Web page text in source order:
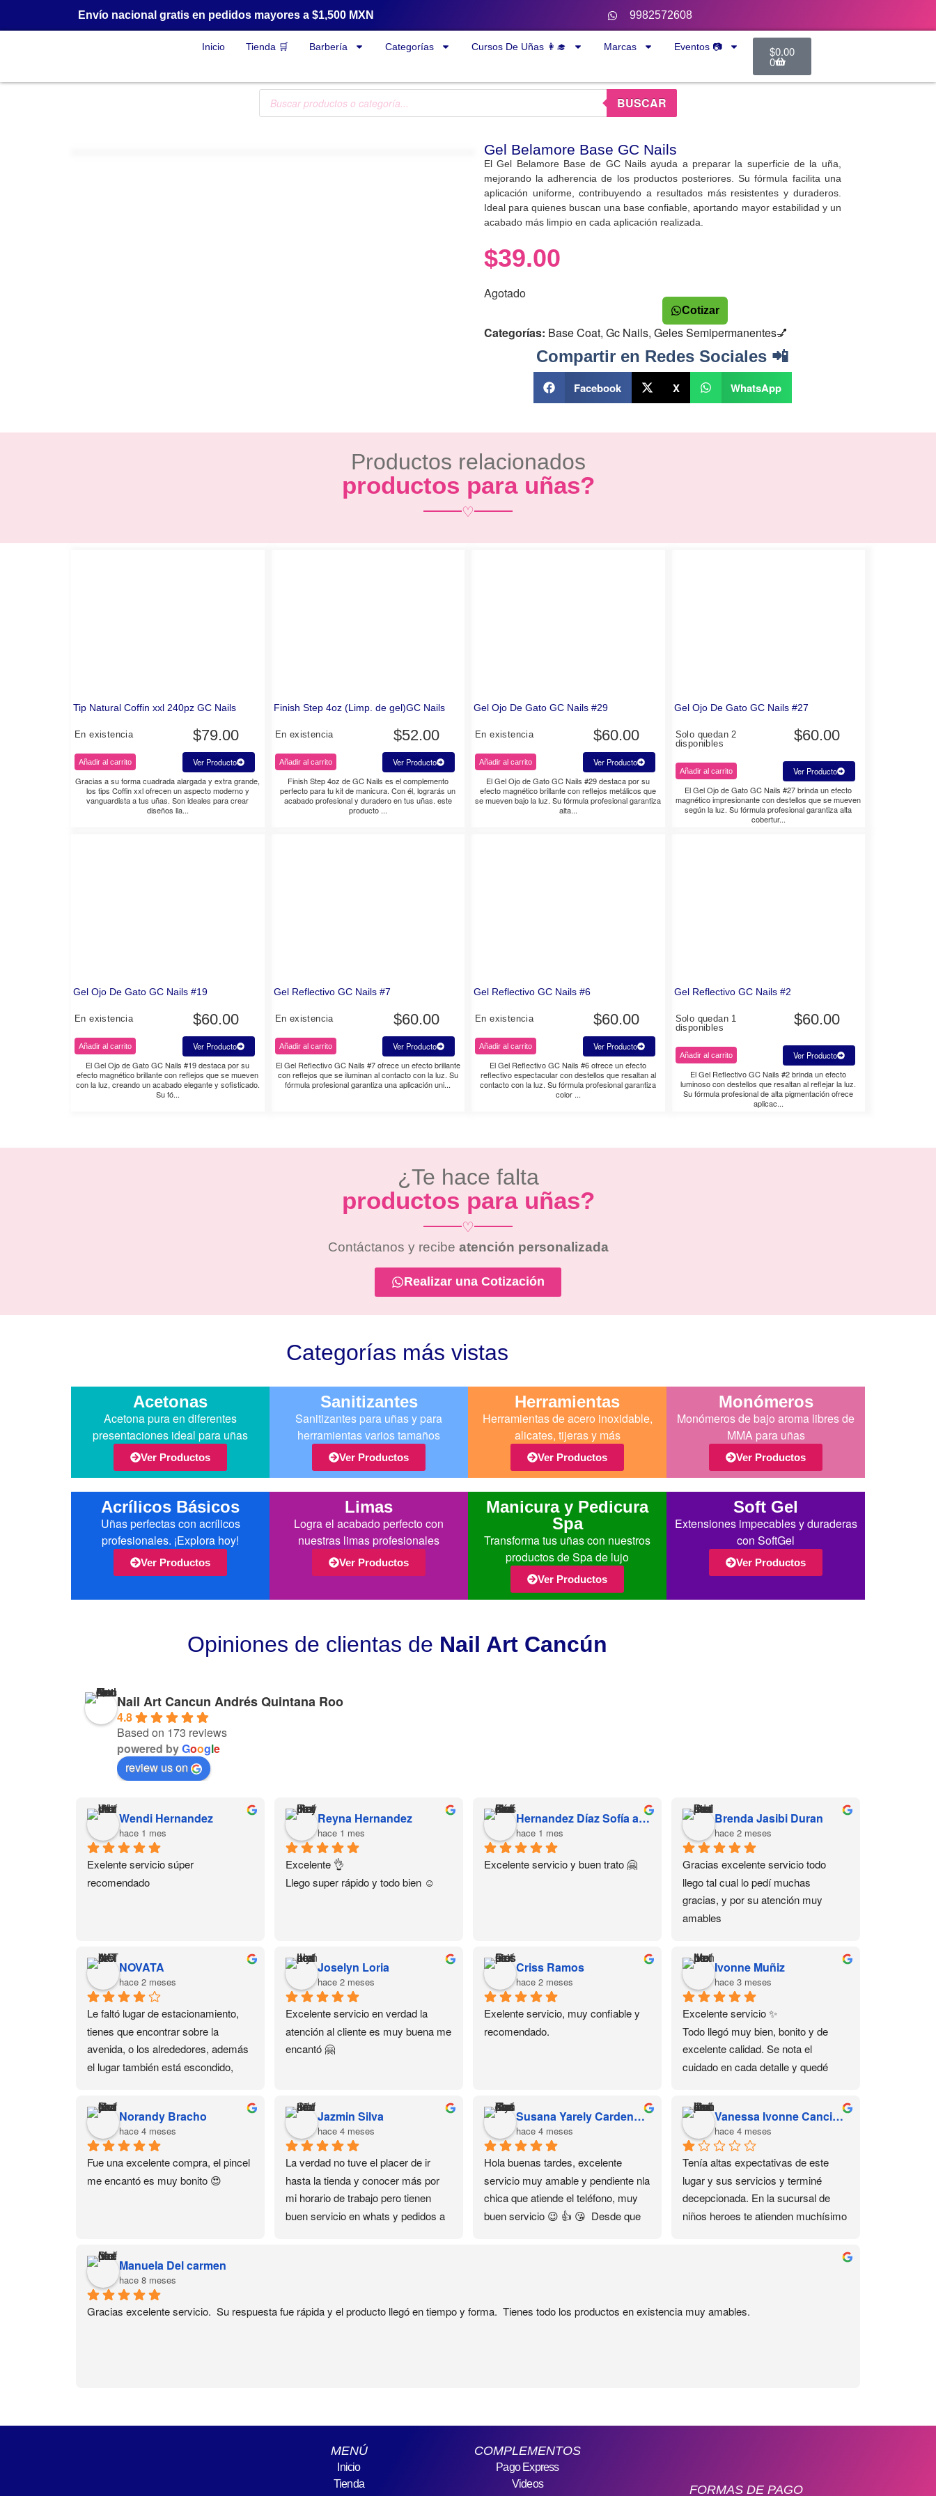
Envío nacional gratis en pedidos mayores a $1,500 MXN 9982572608
Inicio Tienda 🛒 Barbería Categorías Cursos De Uñas 👩‍🎓 Marcas Eventos 📷 $0.00
0
BUSCAR
Gel Belamore Base GC Nails
El Gel Belamore Base de GC Nails ayuda a preparar la superficie de la uña,
mejorando la adherencia de los productos posteriores. Su fórmula facilita una
aplicación uniforme, contribuyendo a resultados más resistentes y duraderos.
Ideal para quienes buscan una base confiable, aportando mayor estabilidad y un
acabado más limpio en cada aplicación realizada.
$39.00
Agotado
Cotizar
Categorías: Base Coat, Gc Nails, Geles Semipermanentes💅
Compartir en Redes Sociales 📲
Facebook X WhatsApp
Productos relacionados
productos para uñas?
♡
Tip Natural Coffin xxl 240pz GC Nails
En existencia $79.00
Añadir al carrito
Ver Producto
Gracias a su forma cuadrada alargada y extra grande,
los tips Coffin xxl ofrecen un aspecto moderno y
vanguardista a tus uñas. Son ideales para crear
diseños lla...
Finish Step 4oz (Limp. de gel)GC Nails
En existencia $52.00
Añadir al carrito
Ver Producto
Finish Step 4oz de GC Nails es el complemento
perfecto para tu kit de manicura. Con él, lograrás un
acabado profesional y duradero en tus uñas. este
producto ...
Gel Ojo De Gato GC Nails #29
En existencia $60.00
Añadir al carrito
Ver Producto
El Gel Ojo de Gato GC Nails #29 destaca por su
efecto magnético brillante con reflejos metálicos que
se mueven bajo la luz. Su fórmula profesional garantiza
alta...
Gel Ojo De Gato GC Nails #27
Solo quedan 2
disponibles
$60.00
Añadir al carrito
Ver Producto
El Gel Ojo de Gato GC Nails #27 brinda un efecto
magnético impresionante con destellos que se mueven
según la luz. Su fórmula profesional garantiza alta
cobertur...
Gel Ojo De Gato GC Nails #19
En existencia $60.00
Añadir al carrito
Ver Producto
El Gel Ojo de Gato GC Nails #19 destaca por su
efecto magnético brillante con reflejos que se mueven
con la luz, creando un acabado elegante y sofisticado.
Su fó...
Gel Reflectivo GC Nails #7
En existencia $60.00
Añadir al carrito
Ver Producto
El Gel Reflectivo GC Nails #7 ofrece un efecto brillante
con reflejos que se iluminan al contacto con la luz. Su
fórmula profesional garantiza una aplicación uni...
Gel Reflectivo GC Nails #6
En existencia $60.00
Añadir al carrito
Ver Producto
El Gel Reflectivo GC Nails #6 ofrece un efecto
reflectivo espectacular con destellos que resaltan al
contacto con la luz. Su fórmula profesional garantiza
color ...
Gel Reflectivo GC Nails #2
Solo quedan 1
disponibles
$60.00
Añadir al carrito
Ver Producto
El Gel Reflectivo GC Nails #2 brinda un efecto
luminoso con destellos que resaltan al reflejar la luz.
Su fórmula profesional de alta pigmentación ofrece
aplicac...
¿Te hace falta
productos para uñas?
♡
Contáctanos y recibe atención personalizada
Realizar una Cotización
Categorías más vistas
Acetonas
Acetona pura en diferentes
presentaciones ideal para uñas
Ver Productos
Sanitizantes
Sanitizantes para uñas y para
herramientas varios tamaños
Ver Productos
Herramientas
Herramientas de acero inoxidable,
alicates, tijeras y más
Ver Productos
Monómeros
Monómeros de bajo aroma libres de
MMA para uñas
Ver Productos
Acrílicos Básicos
Uñas perfectas con acrílicos
profesionales. ¡Explora hoy!
Ver Productos
Limas
Logra el acabado perfecto con
nuestras limas profesionales
Ver Productos
Manicura y Pedicura
Spa
Transforma tus uñas con nuestros
productos de Spa de lujo
Ver Productos
Soft Gel
Extensiones impecables y duraderas
con SoftGel
Ver Productos
Opiniones de clientas de Nail Art Cancún
Nail Art Cancun Andrés Quintana Roo
4.8
Based on 173 reviews
powered byGoogle
review us on
Wendi Hernandez
hace 1 mes
Exelente servicio súper
recomendado
Reyna Hernandez
hace 1 mes
Excelente 👌
Llego super rápido y todo bien ☺️
Hernandez Díaz Sofía alessandra
hace 1 mes
Excelente servicio y buen trato 🤗
Brenda Jasibi Duran
hace 2 meses
Gracias excelente servicio todo
llego tal cual lo pedí muchas
gracias, y por su atención muy
amables
NOVATA
hace 2 meses
Le faltó lugar de estacionamiento,
tienes que encontrar sobre la
avenida, o los alrededores, además
el lugar también está escondido,
eso de lado, tienen de todo en
productos para uñas y sus cursos
también son buenos.
Joselyn Loria
hace 2 meses
Excelente servicio en verdad la
atención al cliente es muy buena me
encantó 🤗
Criss Ramos
hace 2 meses
Exelente servicio, muy confiable y
recomendado.
Ivonne Muñiz
hace 3 meses
Excelente servicio ✨
Todo llegó muy bien, bonito y de
excelente calidad. Se nota el
cuidado en cada detalle y quedé
Sin duda volvería a comprar aquí.
Norandy Bracho
hace 4 meses
Fue una excelente compra, el pincel
me encantó es muy bonito 😍
Jazmin Silva
hace 4 meses
La verdad no tuve el placer de ir
hasta la tienda y conocer más por
mi horario de trabajo pero tienen
buen servicio en whats y pedidos a
Susana Yarely Cardenas Sanchez
hace 4 meses
Hola buenas tardes, excelente
servicio muy amable y pendiente nla
chica que atiende el teléfono, muy
buen servicio 😉 👍 😘  Desde que
seguro 🔐
Vanessa Ivonne Cancino Juárez
hace 4 meses
Tenía altas expectativas de este
lugar y sus servicios y terminé
decepcionada. En la sucursal de
niños heroes te atienden muchísimo
no pude asistir un día y me
Manuela Del carmen
hace 8 meses
Gracias excelente servicio.  Su respuesta fue rápida y el producto llegó en tiempo y forma.  Tienes todo los productos en existencia muy amables.
MENÚ
Inicio
Tienda
COMPLEMENTOS
Pago Express
Videos
FORMAS DE PAGO